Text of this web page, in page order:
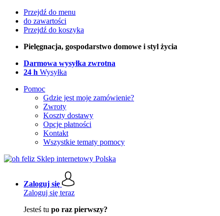
Przejdź do menu
do zawartości
Przejdź do koszyka
Pielęgnacja, gospodarstwo domowe i styl życia
Darmowa wysyłka zwrotna
24 h Wysyłka
Pomoc
Gdzie jest moje zamówienie?
Zwroty
Koszty dostawy
Opcje płatności
Kontakt
Wszystkie tematy pomocy
Zaloguj się
Zaloguj się teraz
Jesteś tu po raz pierwszy?